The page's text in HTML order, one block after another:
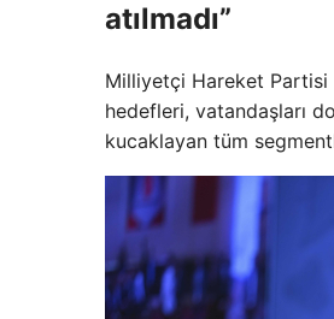
atılmadı”
Milliyetçi Hareket Partisi
hedefleri, vatandaşları
kucaklayan tüm